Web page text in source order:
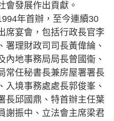
會發展作出貢獻。
年首辦，至今連續30
席宴會，包括行政長官李
署理財政司司長黃偉綸、
內地事務局局長曾國衞、
常任秘書長兼房屋署署長
入境事務處處長郭俊峯、
長邱國鼎、特首辦主任葉
謝振中、立法會主席梁君